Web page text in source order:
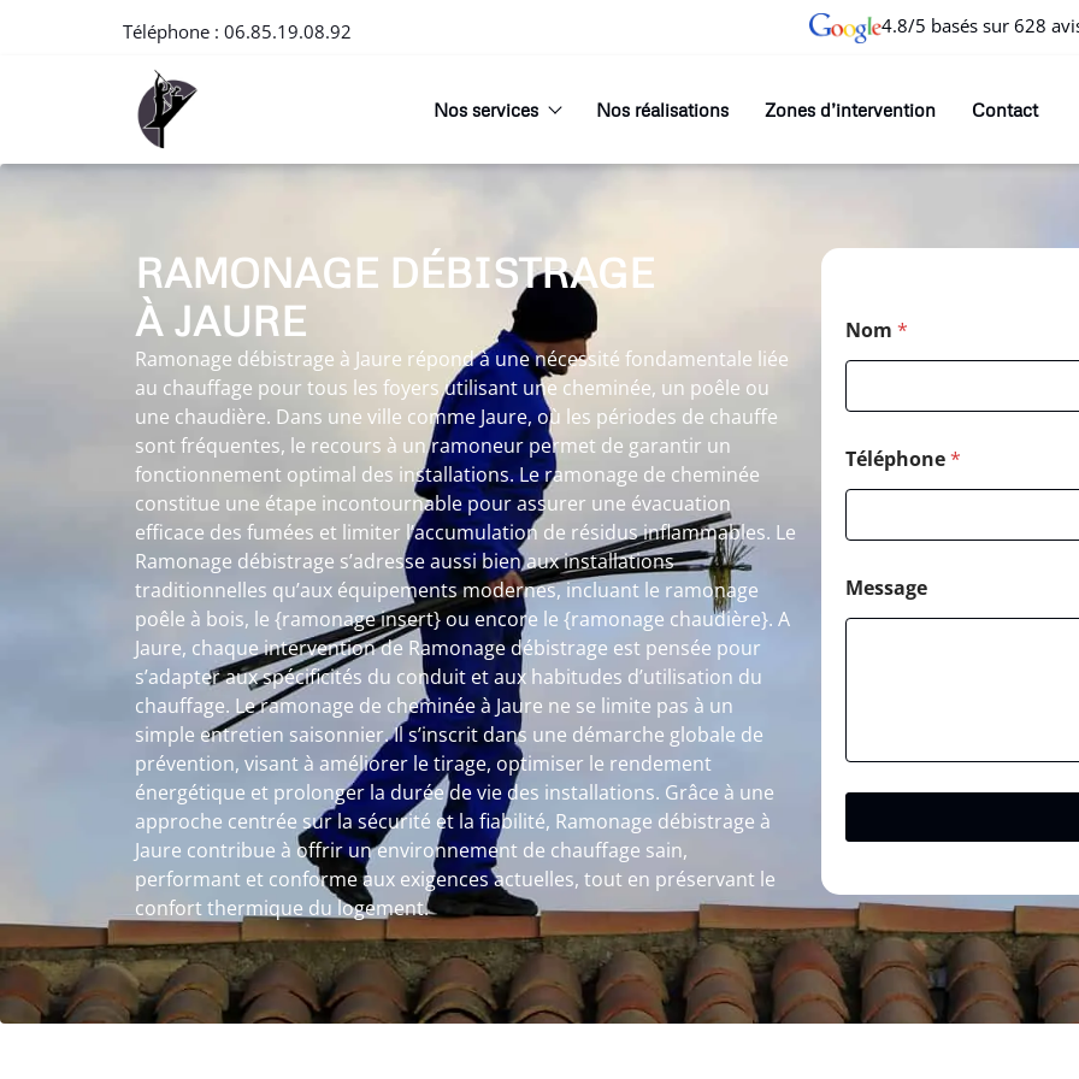
Téléphone : 06.85.19.08.92 4.8/5 basés sur 628
Nos services Nos réalisations Zones d’intervention Contact
RAMONAGE DÉBISTRAGE
À JAURE
Ramonage débistrage à Jaure répond à une nécessité fondamentale liée
au chauffage pour tous les foyers utilisant une cheminée, un poêle ou
une chaudière. Dans une ville comme Jaure, où les périodes de chauffe
sont fréquentes, le recours à un ramoneur permet de garantir un
fonctionnement optimal des installations. Le ramonage de cheminée
constitue une étape incontournable pour assurer une évacuation
efficace des fumées et limiter l’accumulation de résidus inflammables. Le
Ramonage débistrage s’adresse aussi bien aux installations
traditionnelles qu’aux équipements modernes, incluant le ramonage
poêle à bois, le {ramonage insert} ou encore le {ramonage chaudière}. A
Jaure, chaque intervention de Ramonage débistrage est pensée pour
s’adapter aux spécificités du conduit et aux habitudes d’utilisation du
chauffage. Le ramonage de cheminée à Jaure ne se limite pas à un
simple entretien saisonnier. Il s’inscrit dans une démarche globale de
prévention, visant à améliorer le tirage, optimiser le rendement
énergétique et prolonger la durée de vie des installations. Grâce à une
approche centrée sur la sécurité et la fiabilité, Ramonage débistrage à
Jaure contribue à offrir un environnement de chauffage sain,
performant et conforme aux exigences actuelles, tout en préservant le
confort thermique du logement.
Nom *
Téléphone*
Message